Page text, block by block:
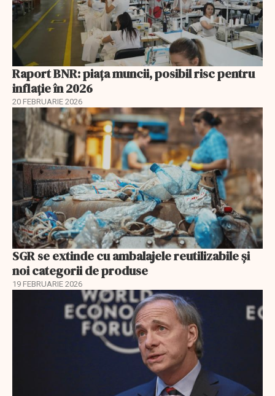
Raport BNR: piața muncii, posibil risc pentru
inflație în 2026
20 FEBRUARIE 2026
SGR se extinde cu ambalajele reutilizabile și
noi categorii de produse
19 FEBRUARIE 2026